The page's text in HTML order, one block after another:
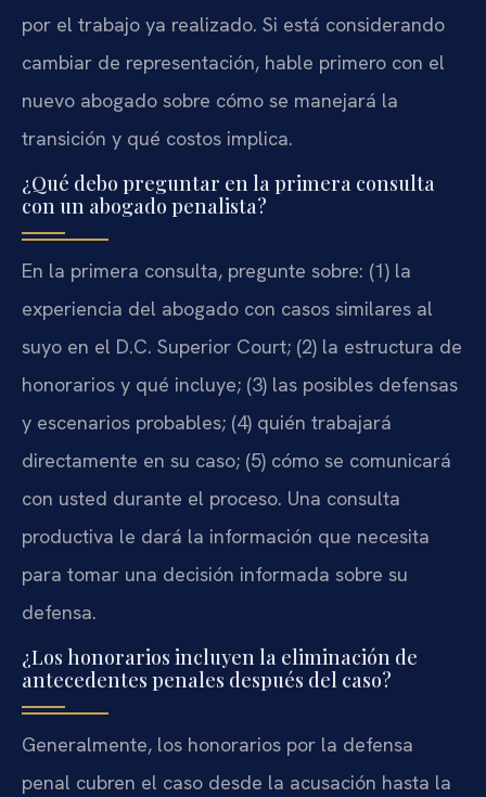
por el trabajo ya realizado. Si está considerando
cambiar de representación, hable primero con el
nuevo abogado sobre cómo se manejará la
transición y qué costos implica.
¿Qué debo preguntar en la primera consulta
con un abogado penalista?
En la primera consulta, pregunte sobre: (1) la
experiencia del abogado con casos similares al
suyo en el D.C. Superior Court; (2) la estructura de
honorarios y qué incluye; (3) las posibles defensas
y escenarios probables; (4) quién trabajará
directamente en su caso; (5) cómo se comunicará
con usted durante el proceso. Una consulta
productiva le dará la información que necesita
para tomar una decisión informada sobre su
defensa.
¿Los honorarios incluyen la eliminación de
antecedentes penales después del caso?
Generalmente, los honorarios por la defensa
penal cubren el caso desde la acusación hasta la